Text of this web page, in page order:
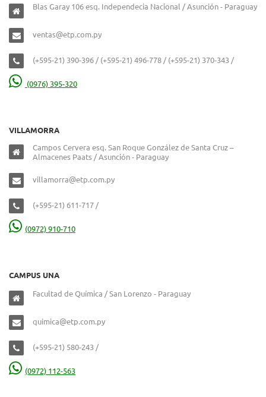
Blas Garay 106 esq. Independecia Nacional / Asunción - Paraguay
ventas@etp.com.py
(+595-21) 390-396 / (+595-21) 496-778 / (+595-21) 370-343 /
(0976) 395-320
VILLAMORRA
Campos Cervera esq. San Roque González de Santa Cruz –
Almacenes Paats / Asunción - Paraguay
villamorra@etp.com.py
(+595-21) 611-717 /
(0972) 910-710
CAMPUS UNA
Facultad de Química / San Lorenzo - Paraguay
quimica@etp.com.py
(+595-21) 580-243 /
(0972) 112-563